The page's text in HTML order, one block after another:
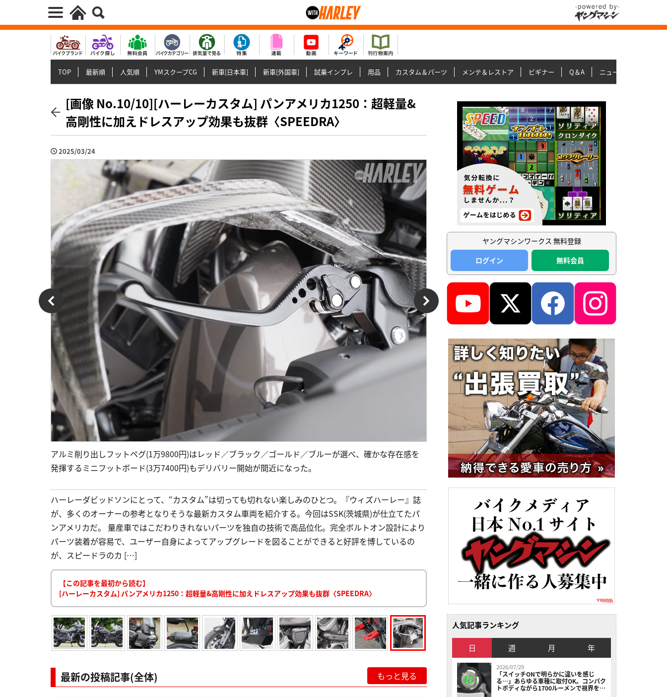
TOP 最新順 人気順 YMスクープCG 新車[日本車] 新車[外国車] 試乗インプレ 用品 カスタム＆パーツ メンテ＆レストア ビギナー Q＆A ニュース＆トピックス
[画像 No.10/10][ハーレーカスタム] パンアメリカ1250：超軽量&
高剛性に加えドレスアップ効果も抜群〈SPEEDRA〉
2025/03/24
アルミ削り出しフットペグ(1万9800円)はレッド／ブラック／ゴールド／ブルーが選べ、確かな存在感を
発揮するミニフットボード(3万7400円)もデリバリー開始が間近になった。
ハーレーダビッドソンにとって、“カスタム”は切っても切れない楽しみのひとつ。『ウィズハーレー』誌
が、多くのオーナーの参考となりそうな最新カスタム車両を紹介する。今回はSSK(茨城県)が仕立てたパ
ンアメリカだ。 量産車ではこだわりきれないパーツを独自の技術で高品位化。完全ボルトオン設計により
パーツ装着が容易で、ユーザー自身によってアップグレードを図ることができると好評を博しているの
が、スピードラのカ […]
【この記事を最初から読む】
[ハーレーカスタム] パンアメリカ1250：超軽量&高剛性に加えドレスアップ効果も抜群〈SPEEDRA〉
最新の投稿記事(全体) もっと見る
ヤングマシンワークス 無料登録
ログイン
無料会員
人気記事ランキング
日 週 月 年
2026/07/29
「スイッチONで明らかに違いを感じ
る…」あらゆる車種に取付OK。コンパク
トボディながら1700ルーメンで視界を確